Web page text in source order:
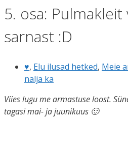
5. osa: Pulmakleit
sarnast :D
♥, Elu ilusad hetked, Meie
nalja ka
Viies lugu me armastuse loost.
tagasi mai- ja juunikuus 🙂